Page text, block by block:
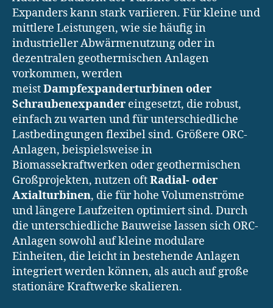
Expanders kann stark variieren. Für kleine und
mittlere Leistungen, wie sie häufig in
industrieller Abwärmenutzung oder in
dezentralen geothermischen Anlagen
vorkommen, werden
meistDampfexpanderturbinen oder
Schraubenexpander eingesetzt, die robust,
einfach zu warten und für unterschiedliche
Lastbedingungen flexibel sind. Größere ORC-
Anlagen, beispielsweise in
Biomassekraftwerken oder geothermischen
Großprojekten, nutzen oftRadial- oder
Axialturbinen, die für hohe Volumenströme
und längere Laufzeiten optimiert sind. Durch
die unterschiedliche Bauweise lassen sich ORC-
Anlagen sowohl auf kleine modulare
Einheiten, die leicht in bestehende Anlagen
integriert werden können, als auch auf große
stationäre Kraftwerke skalieren.